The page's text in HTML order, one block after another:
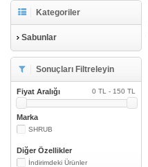
Kategoriler
Sabunlar
Sonuçları Filtreleyin
Fiyat Aralığı 0 TL - 150 TL
Marka
SHRUB
Diğer Özellikler
İndirimdeki Ürünler